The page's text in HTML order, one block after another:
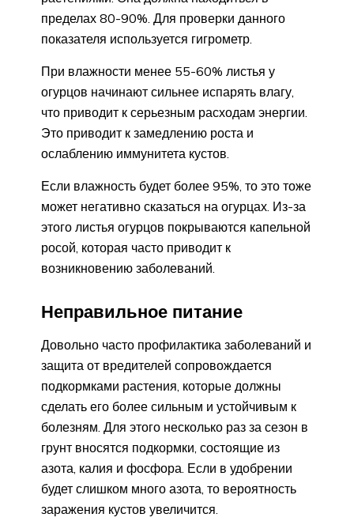
пределах 80-90%. Для проверки данного
показателя используется гигрометр.
При влажности менее 55-60% листья у
огурцов начинают сильнее испарять влагу,
что приводит к серьезным расходам энергии.
Это приводит к замедлению роста и
ослаблению иммунитета кустов.
Если влажность будет более 95%, то это тоже
может негативно сказаться на огурцах. Из-за
этого листья огурцов покрываются капельной
росой, которая часто приводит к
возникновению заболеваний.
Неправильное питание
Довольно часто профилактика заболеваний и
защита от вредителей сопровождается
подкормками растения, которые должны
сделать его более сильным и устойчивым к
болезням. Для этого несколько раз за сезон в
грунт вносятся подкормки, состоящие из
азота, калия и фосфора. Если в удобрении
будет слишком много азота, то вероятность
заражения кустов увеличится.